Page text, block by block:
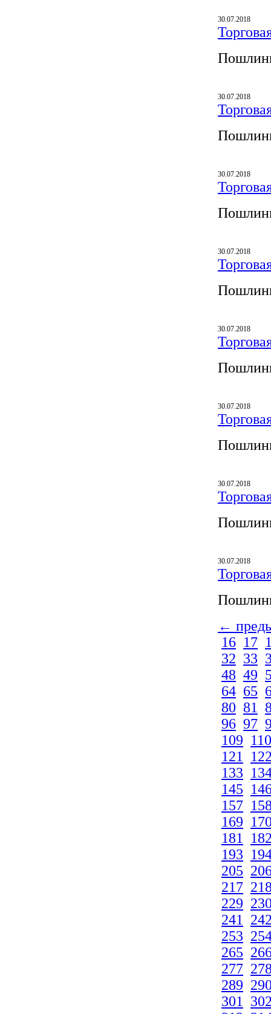
30.07.2018
30.07.2018
30.07.2018
30.07.2018
30.07.2018
30.07.2018
30.07.2018
30.07.2018
←
16 17
32 33
48 49
64 65
80 81
96 97
109 110
121
133
145
157
169
181
193
205
217
229
241
253
265
277
289
301